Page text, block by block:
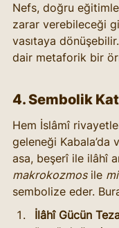
Nefs, doğru eğitimle
zarar verebileceği
vasıtaya
dair metaforik bir
4. Sembolik
Hem İslâmî
geleneği
asa, beşerî ile ilâhî
makrokozmos ile
sembolize eder.
İlâhî Gücün